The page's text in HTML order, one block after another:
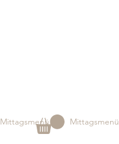
Mittagsmenü Mittagsmenü